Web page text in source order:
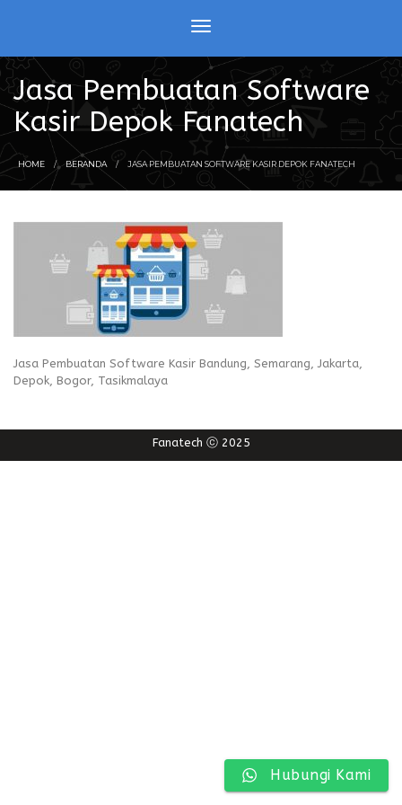
Jasa Pembuatan Software
Kasir Depok Fanatech
HOME BERANDA JASA PEMBUATAN SOFTWARE KASIR DEPOK FANATECH
Jasa Pembuatan Software Kasir Bandung, Semarang, Jakarta,
Depok, Bogor, Tasikmalaya
Fanatech ⓒ 2025
Hubungi Kami